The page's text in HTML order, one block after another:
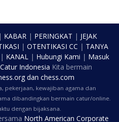
| KABAR| PERINGKAT | JEJAK
| OTENTIKASI CC | TANYA
| KANAL| Hubungi Kami | Masuk
Indonesia Kita bermain
dan chess.com
pekerjaan, kewajiban agama dan
dibandingkan bermain catur/online.
dengan bijaksana.
North American Corporate